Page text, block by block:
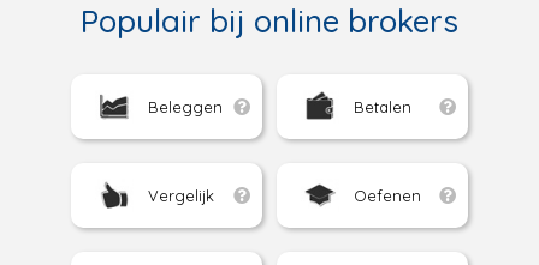
Populair bij online brokers
Beleggen Betalen
Vergelijk Oefenen